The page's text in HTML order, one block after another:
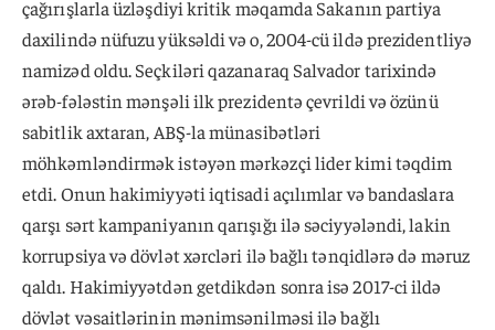
çağırışlarla üzləşdiyi kritik məqamda Sakanın partiya
daxilində nüfuzu yüksəldi və o, 2004-cü ildə prezidentliyə
namizəd oldu. Seçkiləri qazanaraq Salvador tarixində
ərəb-fələstin mənşəli ilk prezidentə çevrildi və özünü
sabitlik axtaran, ABŞ-la münasibətləri
möhkəmləndirmək istəyən mərkəzçi lider kimi təqdim
etdi. Onun hakimiyyəti iqtisadi açılımlar və bandaslara
qarşı sərt kampaniyanın qarışığı ilə səciyyələndi, lakin
korrupsiya və dövlət xərcləri ilə bağlı tənqidlərə də məruz
qaldı. Hakimiyyətdən getdikdən sonra isə 2017-ci ildə
dövlət vəsaitlərinin mənimsənilməsi ilə bağlı